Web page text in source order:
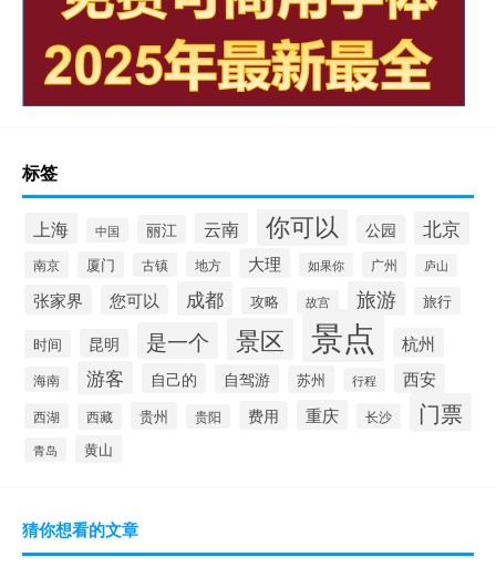
标签
上海 中国 丽江 云南 你可以 公园 北京
南京 厦门 古镇 地方 大理 如果你 广州 庐山
张家界 您可以 成都 攻略 故宫 旅游 旅行
时间 昆明 是一个 景区 景点 杭州
海南 游客 自己的 自驾游 苏州 行程 西安
西湖 西藏 贵州 贵阳 费用 重庆 长沙 门票
青岛 黄山
猜你想看的文章